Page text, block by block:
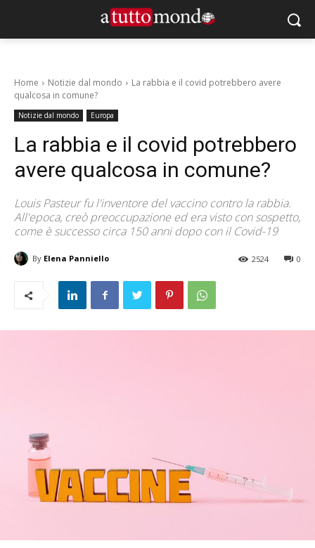
Home Notizie dal mondo
La rabbia e il covid potrebbero avere
qualcosa in comune?
Notizie dal mondo Europa
La rabbia e il covid potrebbero
avere qualcosa in comune?
Louis Pasteur fu l'inventore del vaccino contro la rabbia.
All'epoca, creò preoccupazione ed era visto con sospetto,
come è successo circa 150 anni dopo con il Covid-19
By Elena Panniello 0
2524